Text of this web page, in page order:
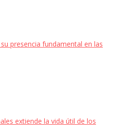
presencia fundamental en las
extiende la vida útil de los